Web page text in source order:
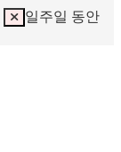
일주일 동안